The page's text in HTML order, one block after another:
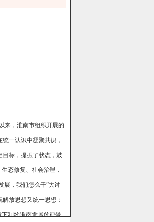
来，淮南市组织开展的
一认识中凝聚共识，
目标，提振了状态，鼓
态修复、社会治理，
展，我们怎么干”大讨
放思想又统一思想；
制约淮南发展的硬骨